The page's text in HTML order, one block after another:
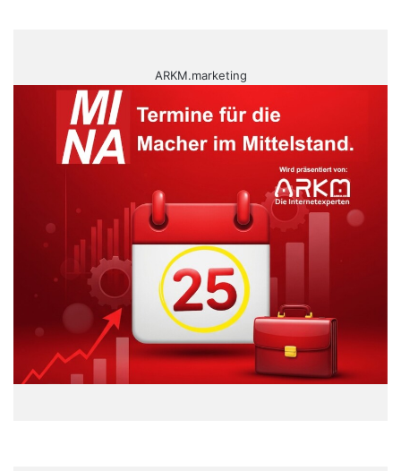
ARKM.marketing